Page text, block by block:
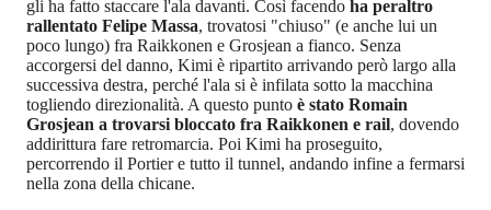
gli ha fatto staccare l'ala davanti. Così facendo ha peraltro
rallentato Felipe Massa, trovatosi "chiuso" (e anche lui un
poco lungo) fra Raikkonen e Grosjean a fianco. Senza
accorgersi del danno, Kimi è ripartito arrivando però largo alla
successiva destra, perché l'ala si è infilata sotto la macchina
togliendo direzionalità. A questo punto è stato Romain
Grosjean a trovarsi bloccato fra Raikkonen e rail, dovendo
addirittura fare retromarcia. Poi Kimi ha proseguito,
percorrendo il Portier e tutto il tunnel, andando infine a fermarsi
nella zona della chicane.